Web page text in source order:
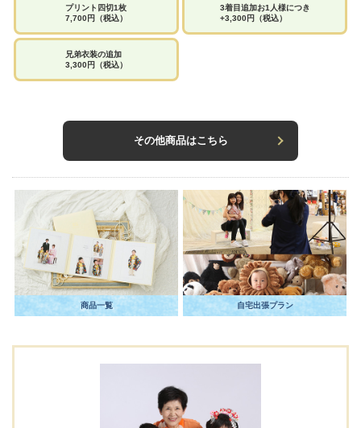
プリント四切1枚
7,700円（税込）
3着目追加お1人様につき
+3,300円（税込）
兄弟衣装の追加
3,300円（税込）
その他商品はこちら
商品一覧 自宅出張プラン